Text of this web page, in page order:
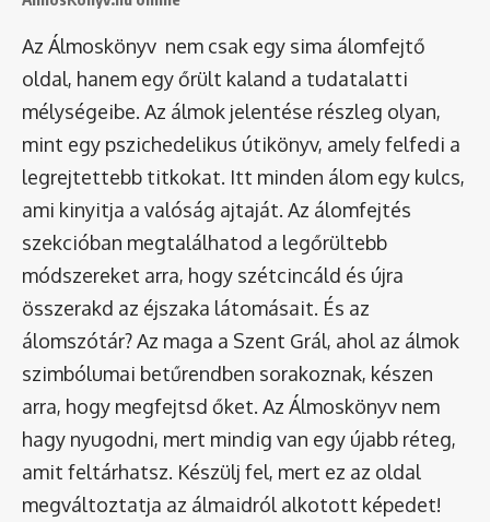
Az Álmoskönyv nem csak egy sima álomfejtő
oldal, hanem egy őrült kaland a tudatalatti
mélységeibe. Az álmok jelentése részleg olyan,
mint egy pszichedelikus útikönyv, amely felfedi a
legrejtettebb titkokat. Itt minden álom egy kulcs,
ami kinyitja a valóság ajtaját. Az álomfejtés
szekcióban megtalálhatod a legőrültebb
módszereket arra, hogy szétcincáld és újra
összerakd az éjszaka látomásait. És az
álomszótár? Az maga a Szent Grál, ahol az álmok
szimbólumai betűrendben sorakoznak, készen
arra, hogy megfejtsd őket. Az Álmoskönyv nem
hagy nyugodni, mert mindig van egy újabb réteg,
amit feltárhatsz. Készülj fel, mert ez az oldal
megváltoztatja az álmaidról alkotott képedet!